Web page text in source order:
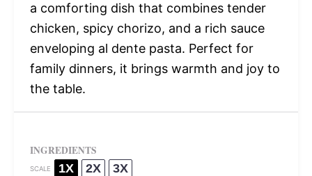
a comforting dish that combines tender
chicken, spicy chorizo, and a rich sauce
enveloping al dente pasta. Perfect for
family dinners, it brings warmth and joy to
the table.
INGREDIENTS
SCALE 1X 2X 3X